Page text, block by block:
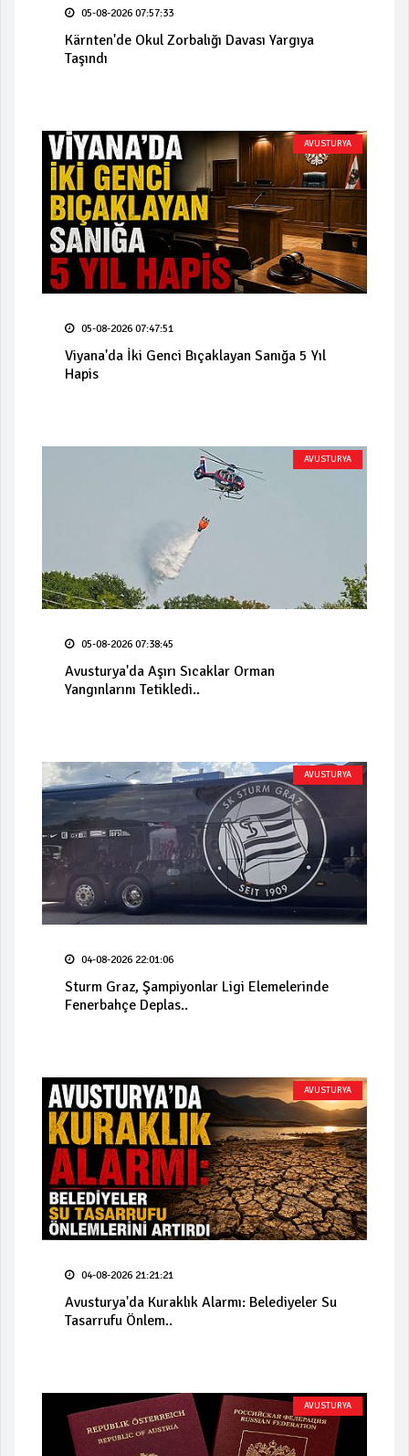
05-08-2026 07:57:33
Kärnten'de Okul Zorbalığı Davası Yargıya
Taşındı
AVUSTURYA
05-08-2026 07:47:51
Viyana'da İki Genci Bıçaklayan Sanığa 5 Yıl
Hapis
AVUSTURYA
05-08-2026 07:38:45
Avusturya'da Aşırı Sıcaklar Orman
Yangınlarını Tetikledi..
AVUSTURYA
04-08-2026 22:01:06
Sturm Graz, Şampiyonlar Ligi Elemelerinde
Fenerbahçe Deplas..
AVUSTURYA
04-08-2026 21:21:21
Avusturya'da Kuraklık Alarmı: Belediyeler Su
Tasarrufu Önlem..
AVUSTURYA